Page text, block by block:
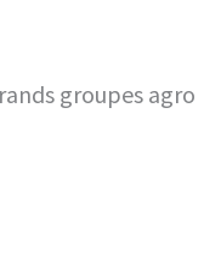
groupes agro